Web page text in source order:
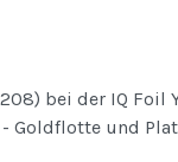
bei der IQ Foil
- Goldflotte und